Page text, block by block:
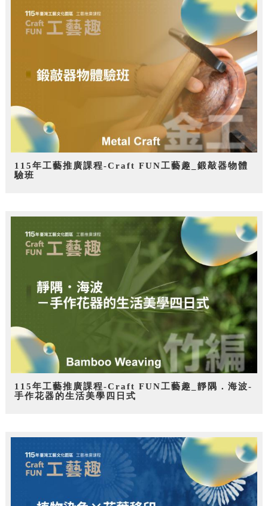
115年工藝推廣課程-Craft FUN工藝趣_鍛敲器物體
驗班
115年工藝推廣課程-Craft FUN工藝趣_靜隅．海波-
手作花器的生活美學四日式